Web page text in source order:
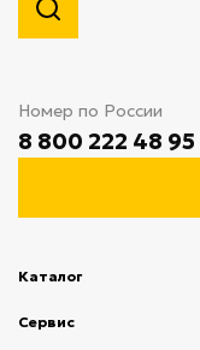
Номер по России
8 800 222 48 95
Каталог
Сервис